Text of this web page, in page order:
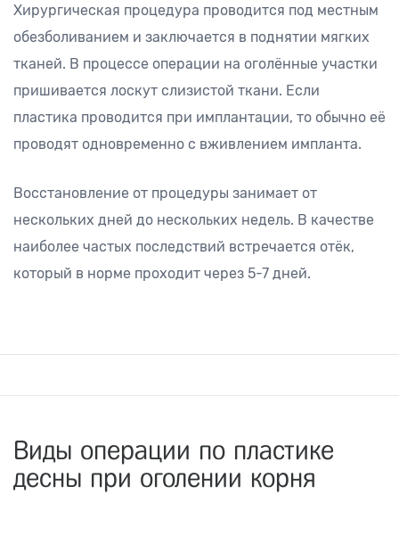
Хирургическая процедура проводится под местным
обезболиванием и заключается в поднятии мягких
тканей. В процессе операции на оголённые участки
пришивается лоскут слизистой ткани. Если
пластика проводится при имплантации, то обычно её
проводят одновременно с вживлением импланта.
Восстановление от процедуры занимает от
нескольких дней до нескольких недель. В качестве
наиболее частых последствий встречается отёк,
который в норме проходит через 5-7 дней.
Виды операции по пластике
десны при оголении корня